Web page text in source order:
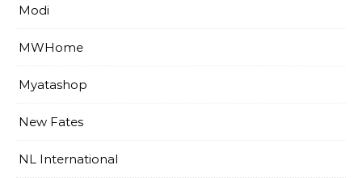
Modi
MWHome
Myatashop
New Fates
NL International